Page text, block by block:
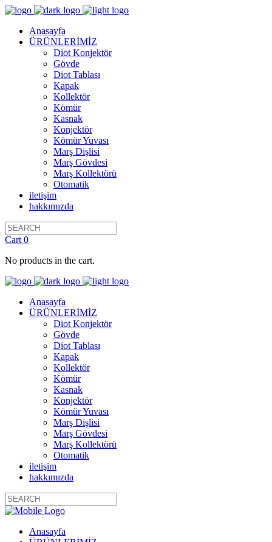
Anasayfa
ÜRÜNLERİMİZ
Diot Konjektör
Gövde
Diot Tablası
Kapak
Kollektör
Kömür
Kasnak
Konjektör
Kömür Yuvası
Marş Dişlisi
Marş Gövdesi
Marş Kollektörü
Otomatik
iletişim
hakkımızda
Cart 0
No products in the cart.
Anasayfa
ÜRÜNLERİMİZ
Diot Konjektör
Gövde
Diot Tablası
Kapak
Kollektör
Kömür
Kasnak
Konjektör
Kömür Yuvası
Marş Dişlisi
Marş Gövdesi
Marş Kollektörü
Otomatik
iletişim
hakkımızda
Anasayfa